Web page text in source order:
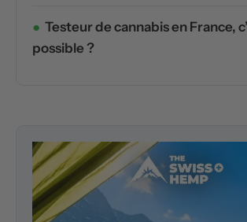
Testeur de cannabis en France,
possible ?